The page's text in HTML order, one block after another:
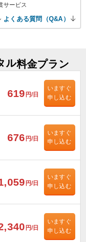
サービス
よくある質問（Q&A）
ル料金プラン
619 円/日
いますぐ
申し込む
676 円/日
いますぐ
申し込む
円/日
いますぐ
申し込む
円/日
いますぐ
申し込む